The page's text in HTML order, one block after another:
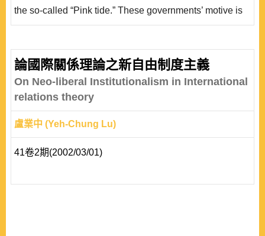
the so-called “Pink tide.” These governments’ motive is
to seek an alternative development plan to address the
under the neoliberal model. In fact, the common feature
of this alternative development trend is characterized by
a strong..
論國際關係理論之新自由制度主義
On Neo-liberal Institutionalism in International
relations theory
盧業中 (Yeh-Chung Lu)
41卷2期(2002/03/01)